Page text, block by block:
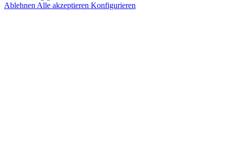
Ablehnen Alle akzeptieren Konfigurieren